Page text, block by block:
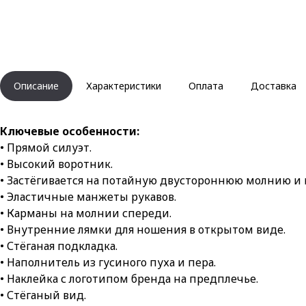
Описание Характеристики Оплата Доставка
Ключевые особенности:
• Прямой силуэт.
• Высокий воротник.
• Застёгивается на потайную двустороннюю молнию и
• Эластичные манжеты рукавов.
• Карманы на молнии спереди.
• Внутренние лямки для ношения в открытом виде.
• Стёганая подкладка.
• Наполнитель из гусиного пуха и пера.
• Наклейка с логотипом бренда на предплечье.
• Стёганый вид.